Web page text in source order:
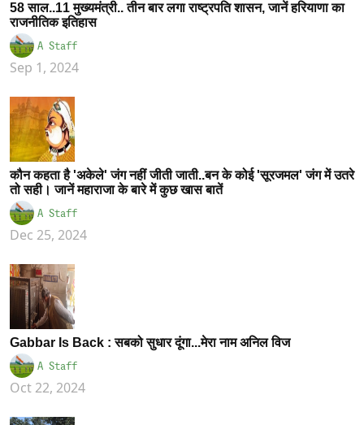
58 साल..11 मुख्यमंत्री.. तीन बार लगा राष्ट्रपति शासन, जानें हरियाणा का
राजनीतिक इतिहास
A Staff
Sep 1, 2024
कौन कहता है 'अकेले' जंग नहीं जीती जाती..बन के कोई 'सूरजमल' जंग में उतरे
तो सही। जानें महाराजा के बारे में कुछ खास बातें
A Staff
Dec 25, 2024
Gabbar Is Back : सबको सुधार दूंगा...मेरा नाम अनिल विज
A Staff
Oct 22, 2024